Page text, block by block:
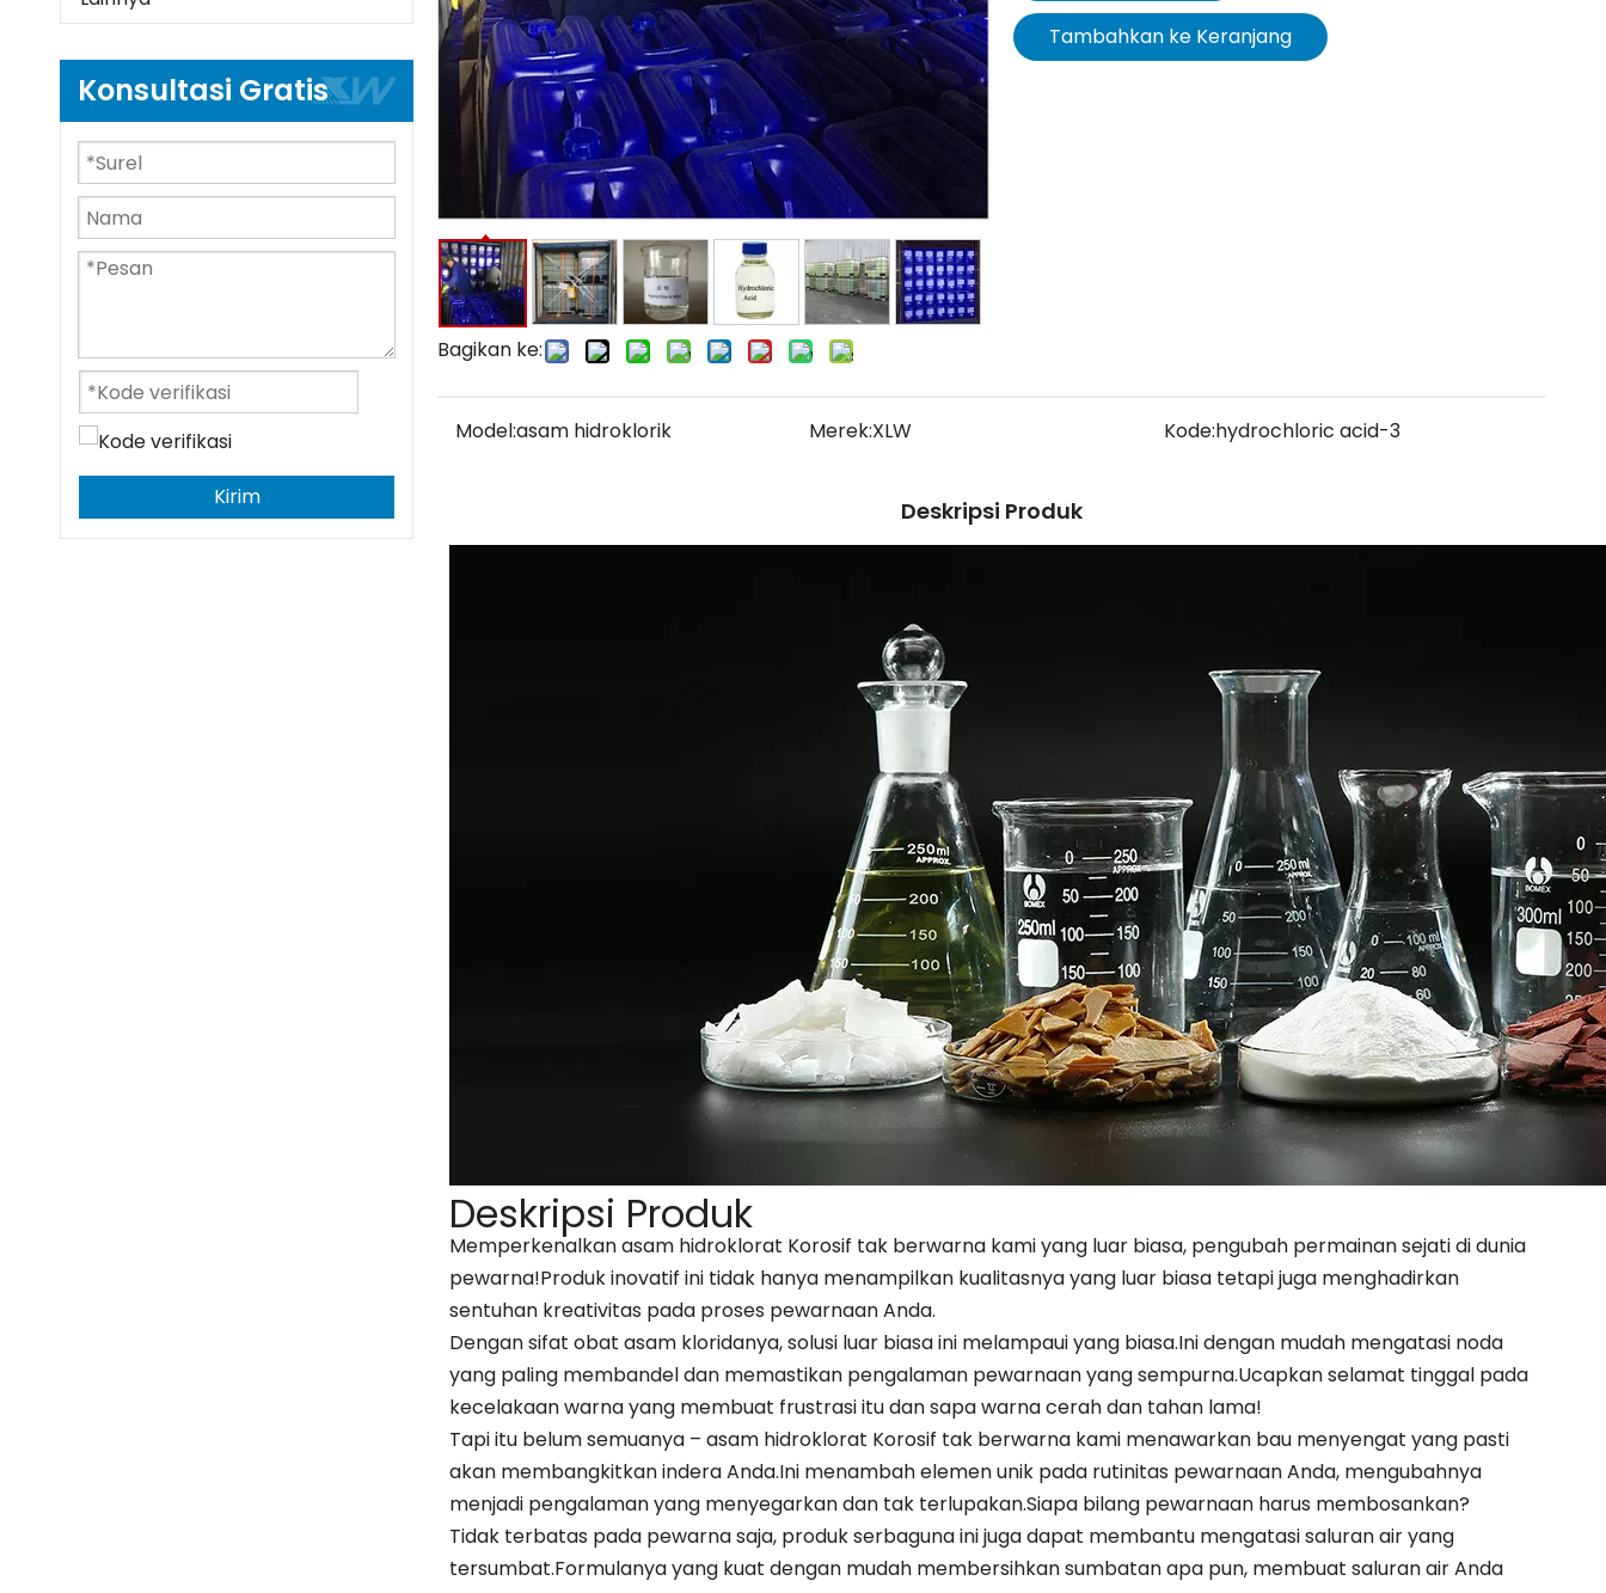
Konsultasi Gratis
Kirim
Bagikan ke:
Tambahkan ke Keranjang
Model:asam hidroklorik Merek:XLW Kode:hydrochloric acid-3
Deskripsi Produk
Deskripsi Produk
Memperkenalkan asam hidroklorat Korosif tak berwarna kami yang luar biasa, pengubah permainan sejati di dunia
pewarna!Produk inovatif ini tidak hanya menampilkan kualitasnya yang luar biasa tetapi juga menghadirkan
sentuhan kreativitas pada proses pewarnaan Anda.
Dengan sifat obat asam kloridanya, solusi luar biasa ini melampaui yang biasa.Ini dengan mudah mengatasi noda
yang paling membandel dan memastikan pengalaman pewarnaan yang sempurna.Ucapkan selamat tinggal pada
kecelakaan warna yang membuat frustrasi itu dan sapa warna cerah dan tahan lama!
Tapi itu belum semuanya – asam hidroklorat Korosif tak berwarna kami menawarkan bau menyengat yang pasti
akan membangkitkan indera Anda.Ini menambah elemen unik pada rutinitas pewarnaan Anda, mengubahnya
menjadi pengalaman yang menyegarkan dan tak terlupakan.Siapa bilang pewarnaan harus membosankan?
Tidak terbatas pada pewarna saja, produk serbaguna ini juga dapat membantu mengatasi saluran air yang
tersumbat.Formulanya yang kuat dengan mudah membersihkan sumbatan apa pun, membuat saluran air Anda